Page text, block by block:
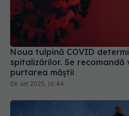
Noua tulpină COVID
spitalizărilor. Se recomandă
purtarea măștii
06 iun 2025, 16:44